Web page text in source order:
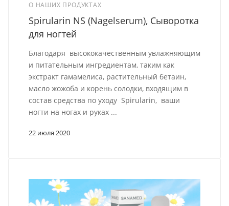
О НАШИХ ПРОДУКТАХ
22 июля 2020
Spirularin NS (Nagelserum), Сыворотка
для ногтей
Благодаря высококачественным увлажняющим
и питательным ингредиентам, таким как
экстракт гамамелиса, растительный бетаин,
масло жожоба и корень солодки, входящим в
состав средства по уходу Spirularin, ваши
ногти на ногах и руках ...